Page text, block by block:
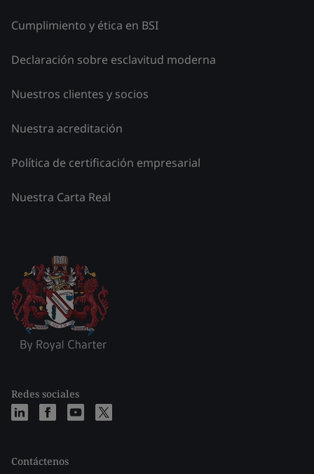
Cumplimiento y ética en BSI
Declaración sobre esclavitud moderna
Nuestros clientes y socios
Nuestra acreditación
Política de certificación empresarial
Nuestra Carta Real
Redes sociales
Contáctenos